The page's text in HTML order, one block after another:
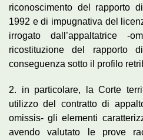
riconoscimento del rapporto
1992 e di impugnativa del
irrogato dall’appaltatrice
ricostituzione del rapporto
conseguenza sotto il profilo
2. in particolare, la Corte
utilizzo del contratto di
omissis- gli elementi
avendo valutato le prove